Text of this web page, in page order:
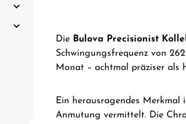
Die Bulova Precisionist
Schwingungsfrequenz von
Monat – achtmal präziser als
Ein herausragendes Merkmal
Anmutung vermittelt. Die